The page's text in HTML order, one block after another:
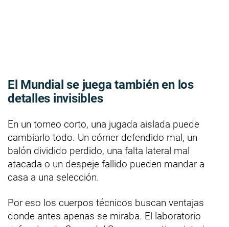
El Mundial se juega también en los
detalles invisibles
En un torneo corto, una jugada aislada puede
cambiarlo todo. Un córner defendido mal, un
balón dividido perdido, una falta lateral mal
atacada o un despeje fallido pueden mandar a
casa a una selección.
Por eso los cuerpos técnicos buscan ventajas
donde antes apenas se miraba. El laboratorio